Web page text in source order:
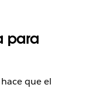
para
que el